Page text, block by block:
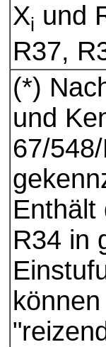
Xi und
R37,
(*)
und
67/
Enthält
R34 in